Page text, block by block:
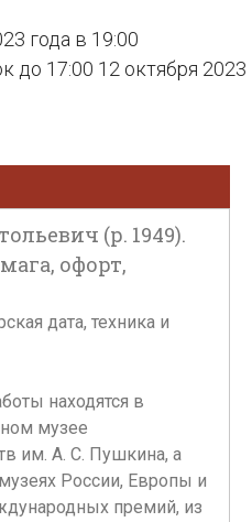
года в 19:00
до 17:00 12 октября 2023
(р. 1949).
офорт,
дата, техника и
находятся в
музее
им. А. С. Пушкина, а
России, Европы и
премий, из